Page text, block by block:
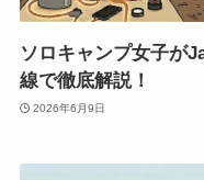
ソロキャンプ女子が
線で徹底解説！
2026年6月9日